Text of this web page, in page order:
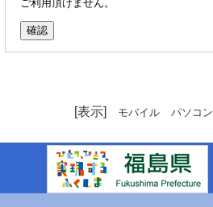
ご利用頂けません。
[表示] モバイル パソコン